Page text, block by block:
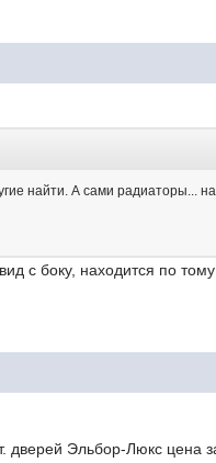
найти. А сами радиаторы...
с боку, находится по
Эльбор-Люкс цена